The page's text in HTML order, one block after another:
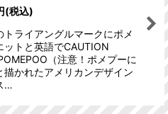
(税込)
トライアングルマークにポメ
ットと英語でCAUTION
（注意！ポメプーに
描かれたアメリカンデザイン
…